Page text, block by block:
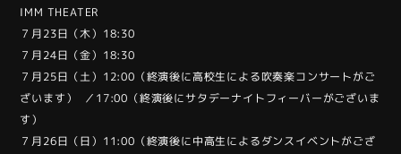
IMM THEATER
７月23日（木）18:30
７月24日（金）18:30
７月25日（土）12:00（終演後に高校生による吹奏楽コンサートがご
ざいます） ／17:00（終演後にサタデーナイトフィーバーがございま
す）
７月26日（日）11:00（終演後に中高生によるダンスイベントがござ